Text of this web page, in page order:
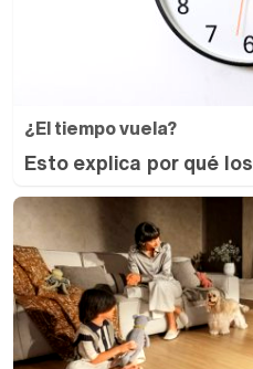
¿El tiempo vuela?
Esto explica por qué